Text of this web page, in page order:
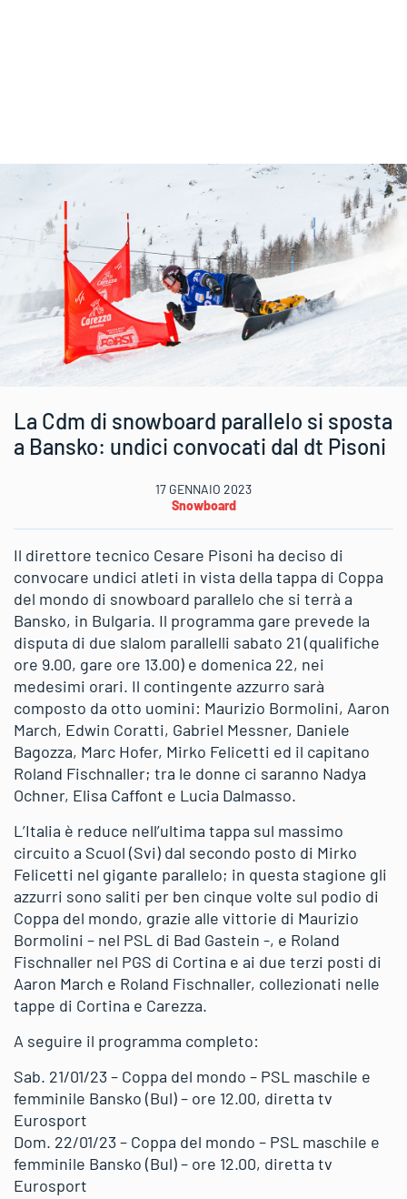
La Cdm di snowboard parallelo si sposta
a Bansko: undici convocati dal dt Pisoni
17 GENNAIO 2023
Snowboard
Il direttore tecnico Cesare Pisoni ha deciso di
convocare undici atleti in vista della tappa di Coppa
del mondo di snowboard parallelo che si terrà a
Bansko, in Bulgaria. Il programma gare prevede la
disputa di due slalom parallelli sabato 21 (qualifiche
ore 9.00, gare ore 13.00) e domenica 22, nei
medesimi orari. Il contingente azzurro sarà
composto da otto uomini: Maurizio Bormolini, Aaron
March, Edwin Coratti, Gabriel Messner, Daniele
Bagozza, Marc Hofer, Mirko Felicetti ed il capitano
Roland Fischnaller; tra le donne ci saranno Nadya
Ochner, Elisa Caffont e Lucia Dalmasso.
L’Italia è reduce nell’ultima tappa sul massimo
circuito a Scuol (Svi) dal secondo posto di Mirko
Felicetti nel gigante parallelo; in questa stagione gli
azzurri sono saliti per ben cinque volte sul podio di
Coppa del mondo, grazie alle vittorie di Maurizio
Bormolini – nel PSL di Bad Gastein -, e Roland
Fischnaller nel PGS di Cortina e ai due terzi posti di
Aaron March e Roland Fischnaller, collezionati nelle
tappe di Cortina e Carezza.
A seguire il programma completo:
Sab. 21/01/23 – Coppa del mondo – PSL maschile e
femminile Bansko (Bul) – ore 12.00, diretta tv
Eurosport
Dom. 22/01/23 – Coppa del mondo – PSL maschile e
femminile Bansko (Bul) – ore 12.00, diretta tv
Eurosport